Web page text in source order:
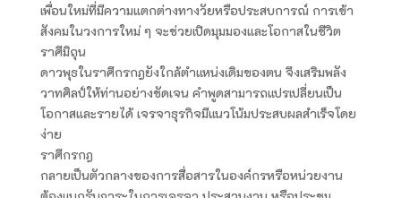
เพื่อนใหม่ที่มีความแตกต่างทางวัยหรือประสบการณ์ การเข้า
สังคมในวงการใหม่ ๆ จะช่วยเปิดมุมมองและโอกาสในชีวิต
ราศีมิถุน
ดาวพุธในราศีกรกฎยังใกล้ตำแหน่งเดิมของตน จึงเสริมพลัง
วาทศิลป์ให้ท่านอย่างชัดเจน คำพูดสามารถแปรเปลี่ยนเป็น
โอกาสและรายได้ เจรจาธุรกิจมีแนวโน้มประสบผลสำเร็จโดย
ง่าย
ราศีกรกฎ
กลายเป็นตัวกลางของการสื่อสารในองค์กรหรือหน่วยงาน